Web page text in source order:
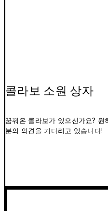
콜라보 소원 상자
꿈꿔온 콜라보가 있으신가요?
분의 의견을 기다리고 있습니다!